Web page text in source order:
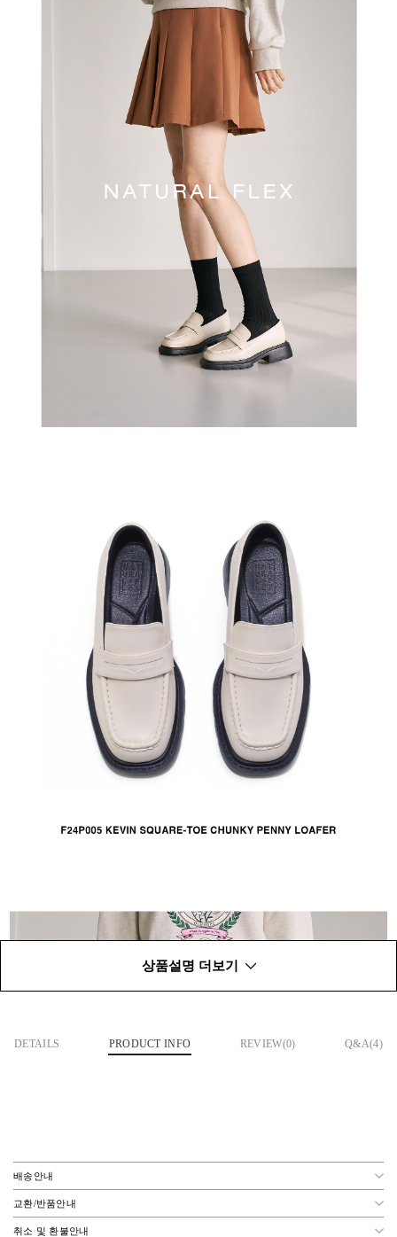
상품설명 더보기
DETAILS PRODUCT INFO REVIEW(0) Q&A(4)
배송안내
교환/반품안내
취소 및 환불안내